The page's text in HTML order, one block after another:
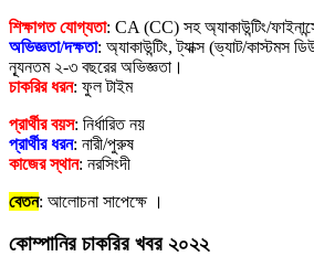
শিক্ষাগত যোগ্যতা: CA (CC) সহ অ্যাকাউন্টিং/ফাইনান্সে
অভিজ্ঞতা/দক্ষতা: অ্যাকাউন্টিং, ট্যাক্স (ভ্যাট/কাস্টমস
ন্যূনতম ২-৩ বছরের অভিজ্ঞতা।
চাকরির ধরন: ফুল টাইম
প্রার্থীর বয়স: নির্ধারিত নয়
প্রার্থীর ধরন: নারী/পুরুষ
কাজের স্থান: নরসিংদী
বেতন: আলোচনা সাপেক্ষে ।
কোম্পানির চাকরির খবর ২০২২